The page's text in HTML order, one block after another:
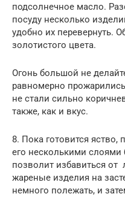
подсолнечное масло.
посуду несколько
удобно их перевернуть.
золотистого цвета.
Огонь большой не
равномерно
не стали сильно
также, как и вкус.
8. Пока готовится яство,
его несколькими
позволит избавиться
жареные изделия на
немного полежать, и